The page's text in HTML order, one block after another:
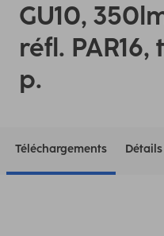
GU10,
réfl.
p.
Téléchargements